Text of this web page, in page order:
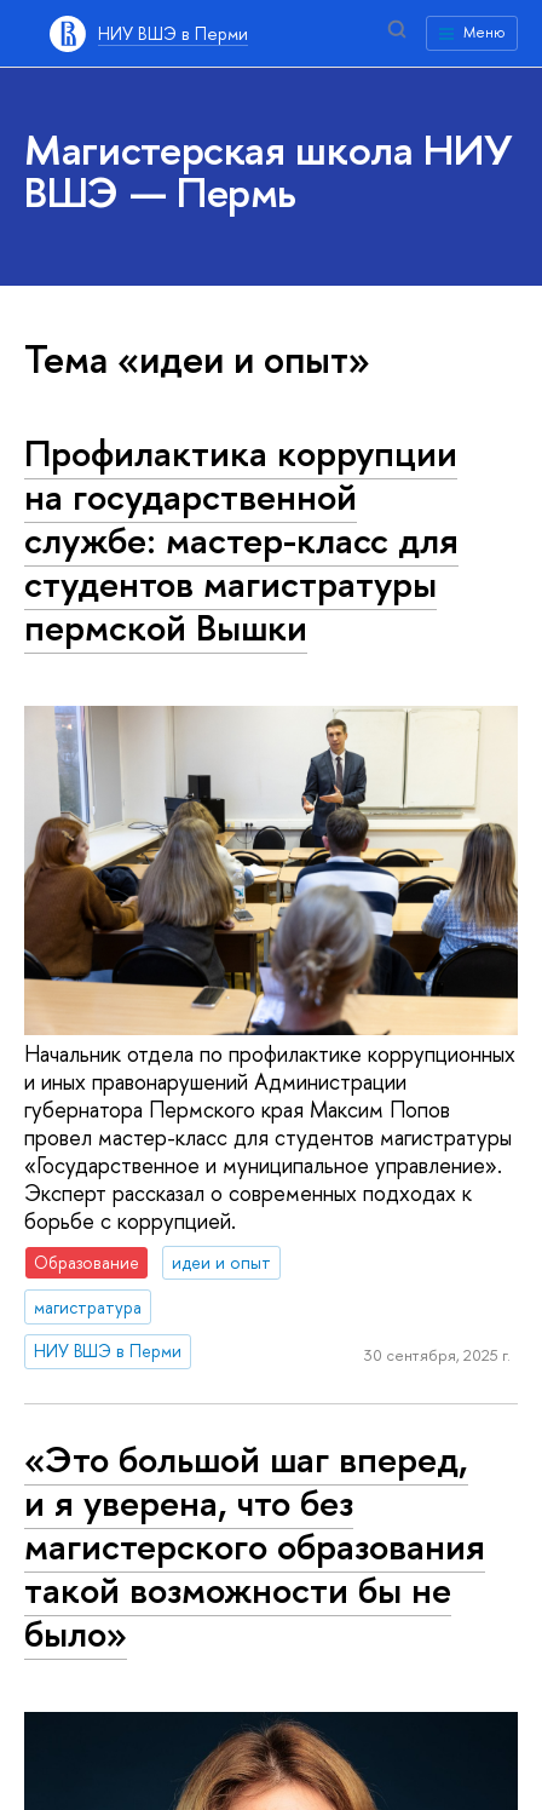
НИУ ВШЭ в Перми Меню
Магистерская школа НИУ
ВШЭ — Пермь
Тема «идеи и опыт»
Профилактика коррупции
на государственной
службе: мастер-класс для
студентов магистратуры
пермской Вышки
Начальник отдела по профилактике коррупционных
и иных правонарушений Администрации
губернатора Пермского края Максим Попов
провел мастер-класс для студентов магистратуры
«Государственное и муниципальное управление».
Эксперт рассказал о современных подходах к
борьбе с коррупцией.
Образование
идеи и опыт
магистратура
НИУ ВШЭ в Перми
30 сентября, 2025 г.
«Это большой шаг вперед,
и я уверена, что без
магистерского образования
такой возможности бы не
было»